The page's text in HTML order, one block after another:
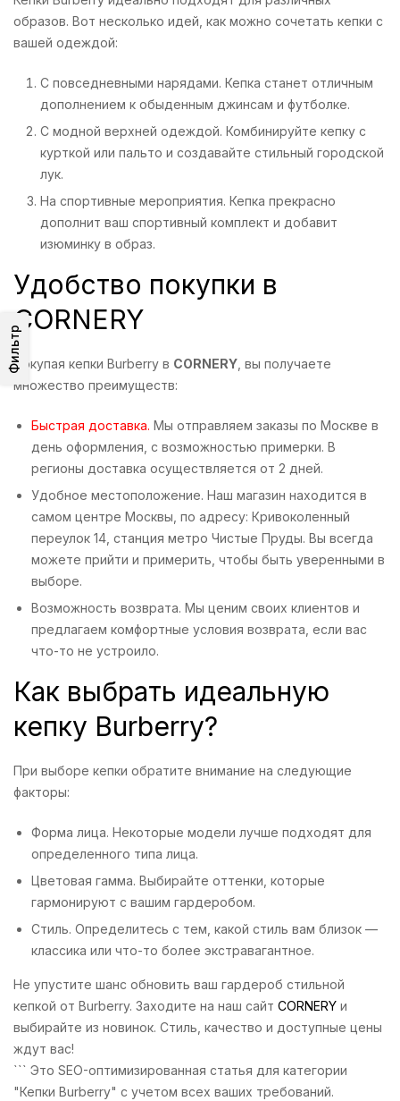
Фильтр
образов. Вот несколько идей, как можно сочетать кепки с
вашей одеждой:
С повседневными нарядами. Кепка станет отличным
дополнением к обыденным джинсам и футболке.
С модной верхней одеждой. Комбинируйте кепку с
курткой или пальто и создавайте стильный городской
лук.
На спортивные мероприятия. Кепка прекрасно
дополнит ваш спортивный комплект и добавит
изюминку в образ.
Удобство покупки в
CORNERY
Покупая кепки Burberry в CORNERY , вы получаете
множество преимуществ:
Быстрая доставка. Мы отправляем заказы по Москве в
день оформления, с возможностью примерки. В
регионы доставка осуществляется от 2 дней.
Удобное местоположение. Наш магазин находится в
самом центре Москвы, по адресу: Кривоколенный
переулок 14, станция метро Чистые Пруды. Вы всегда
можете прийти и примерить, чтобы быть уверенными в
выборе.
Возможность возврата. Мы ценим своих клиентов и
предлагаем комфортные условия возврата, если вас
что-то не устроило.
Как выбрать идеальную
кепку Burberry?
При выборе кепки обратите внимание на следующие
факторы:
Форма лица. Некоторые модели лучше подходят для
определенного типа лица.
Цветовая гамма. Выбирайте оттенки, которые
гармонируют с вашим гардеробом.
Стиль. Определитесь с тем, какой стиль вам близок —
классика или что-то более экстравагантное.
Не упустите шанс обновить ваш гардероб стильной
кепкой от Burberry. Заходите на наш сайт CORNERY и
выбирайте из новинок. Стиль, качество и доступные цены
ждут вас!
``` Это SEO-оптимизированная статья для категории
"Кепки Burberry" с учетом всех ваших требований.